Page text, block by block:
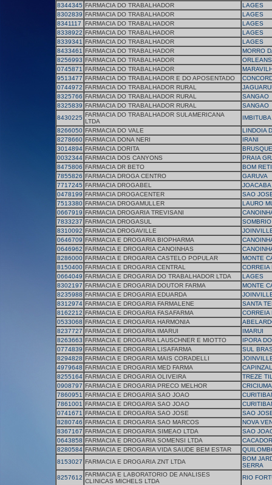
8344345 FARMACIA DO TRABALHADOR
LAGES
8302839 FARMACIA DO TRABALHADOR
LAGES
8341117
FARMACIA DO TRABALHADOR
LAGES
8338922 FARMACIA DO TRABALHADOR
LAGES
8339341 FARMACIA DO TRABALHADOR
LAGES
8433461 FARMACIA DO TRABALHADOR
MORRO
8256993 FARMACIA DO TRABALHADOR
ORLEANS
0745871 FARMACIA DO TRABALHADOR
9513477 FARMACIA DO TRABALHADOR E DO APOSENTADO
0744972 FARMACIA DO TRABALHADOR RURAL
8325766 FARMACIA DO TRABALHADOR RURAL
SANGAO
8325839 FARMACIA DO TRABALHADOR RURAL
SANGAO
8430225 FARMACIA DO TRABALHADOR SULAMERICANA
LTDA
IMBITUBA
8266050 FARMACIA DO VALE
LINDOIA
8278660 FARMACIA DONA NERI
IRANI
3014894 FARMACIA DORITA
BRUSQUE
0032344 FARMACIA DOS CANYONS
PRAIA
8475806 FARMACIA DR BETO
BOM
7855826 FARMACIA DROGA CENTRO
GARUVA
7717245 FARMACIA DROGABEL
JOACABA
0478199 FARMACIA DROGACENTER
SAO
7513380 FARMACIA DROGAMULLER
LAURO
0667919 FARMACIA DROGARIA TREVISANI
7833237 FARMACIA DROGASUL
SOMBRIO
8310092 FARMACIA DROGAVILLE
0646709 FARMACIA E DROGARIA BIOPHARMA
0646962 FARMACIA E DROGARIA CANOINHAS
8286000 FARMACIA E DROGARIA CASTELO POPULAR
MONTE
8150400 FARMACIA E DROGARIA CENTRAL
CORREIA
0664049 FARMACIA E DROGARIA DO TRABALHADOR LTDA
LAGES
8302197 FARMACIA E DROGARIA DOUTOR FARMA
MONTE
8235988 FARMACIA E DROGARIA EDUARDA
8312974 FARMACIA E DROGARIA FARMALENE
SANTA
8162212 FARMACIA E DROGARIA FASAFARMA
CORREIA
0533068 FARMACIA E DROGARIA HARMONIA
8237727 FARMACIA E DROGARIA IMARUI
IMARUI
8263663 FARMACIA E DROGARIA LAUSCHNER E MIOTTO
IPORA
0774839 FARMACIA E DROGARIA LISAFARMA
SUL
8294828 FARMACIA E DROGARIA MAIS CORADELLI
4979648 FARMACIA E DROGARIA MED FARMA
CAPINZAL
8255164 FARMACIA E DROGARIA OLIVEIRA
TREZE
0908797 FARMACIA E DROGARIA PRECO MELHOR
CRICIUMA
7860951 FARMACIA E DROGARIA SAO JOAO
7861001 FARMACIA E DROGARIA SAO JOAO
0741671 FARMACIA E DROGARIA SAO JOSE
SAO
8280746 FARMACIA E DROGARIA SAO MARCOS
NOVA
8367167 FARMACIA E DROGARIA SIMEAO LTDA
SAO
0643858 FARMACIA E DROGARIA SOMENSI LTDA
CACADOR
8280584 FARMACIA E DROGARIA VIDA SAUDE BEM ESTAR
8153027 FARMACIA E DROGARIA ZNT LTDA
BOM
SERRA
8257612 FARMACIA E LABORATORIO DE ANALISES
CLINICAS MICHELS LTDA
RIO